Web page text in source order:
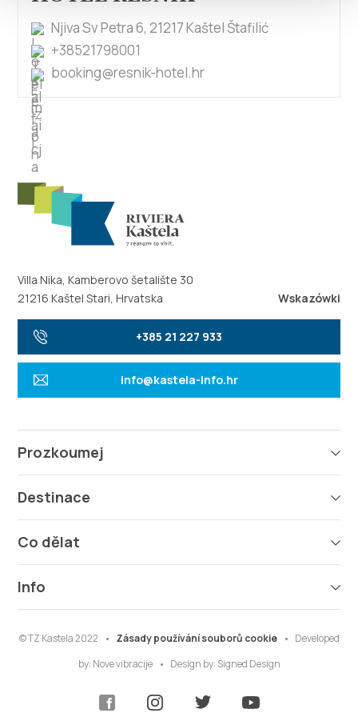
Njiva Sv Petra 6, 21217 Kaštel Štafilić
+38521798001
booking@resnik-hotel.hr
Villa Nika, Kamberovo šetalište 30
21216 Kaštel Stari, Hrvatska
Wskazówki
+385 21 227 933
info@kastela-info.hr
Prozkoumej
Destinace
Co dělat
Info
© TZ Kastela 2022 Zásady používání souborů cookie
Developed
by: Nove vibracije Design by: Signed Design